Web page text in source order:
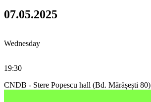
07.05.2025
Wednesday
19:30
CNDB - Stere Popescu hall (Bd. Mărășești 80)